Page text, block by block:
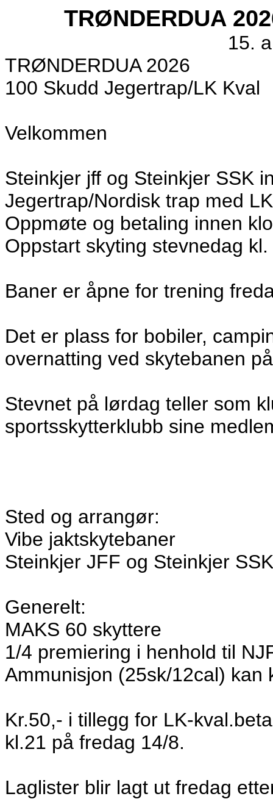
TRØNDERDUA
15.
TRØNDERDUA 2026
100 Skudd Jegertrap/LK Kval
Velkommen
Steinkjer jff og Steinkjer SSK
Jegertrap/Nordisk trap med
Oppmøte og betaling innen
Oppstart skyting stevnedag
Baner er åpne for trening
Det er plass for bobiler,
overnatting ved skytebanen
Stevnet på lørdag teller som
sportsskytterklubb sine
Sted og arrangør:
Vibe jaktskytebaner
Steinkjer JFF og Steinkjer SSK
Generelt:
MAKS 60 skyttere
1/4 premiering i henhold til
Ammunisjon (25sk/12cal) kan
Kr.50,- i tillegg for LK-
kl.21 på fredag 14/8.
Laglister blir lagt ut fredag